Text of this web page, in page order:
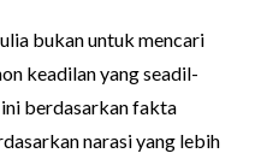
bukan untuk mencari
keadilan yang seadil-
berdasarkan fakta
narasi yang lebih